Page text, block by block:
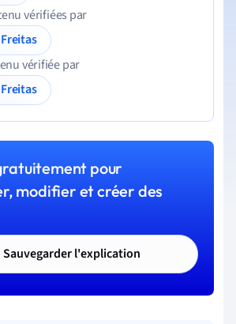
vérifiées par
vérifiée par
pour
modifier et créer des
Sauvegarder l'explication